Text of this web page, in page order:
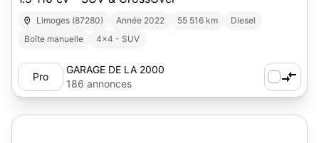
Limoges (87280) Année 2022 55 516 km
Diesel
Boîte manuelle
4x4 - SUV
Pro
GARAGE DE LA 2000
186 annonces